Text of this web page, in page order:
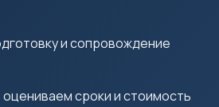
и сопровождение
сроки и стоимость